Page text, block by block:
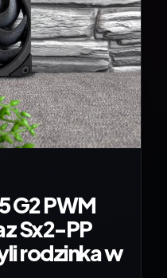
G2 PWM
Sx2-PP
rodzinka w